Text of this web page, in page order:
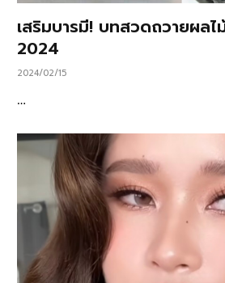
เสริมบารมี! บทสวดถวายผลไ
2024
2024/02/15
…